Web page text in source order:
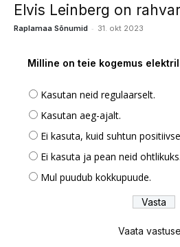
Elvis Leinberg on
Raplamaa Sõnumid - 31. okt 2023
Milline on teie kogemus
Kasutan neid regulaarselt.
Kasutan aeg-ajalt.
Ei kasuta, kuid suhtun
Ei kasuta ja pean neid ohtlikuks.
Mul puudub kokkupuude.
Vaata